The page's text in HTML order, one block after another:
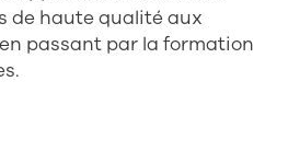
de haute qualité aux
passant par la formation